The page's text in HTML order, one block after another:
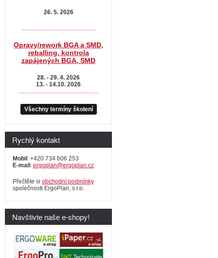
26. 5. 2026
...................................................
Opravy/rework BGA a SMD,
reballing, kontrola
zapájených BGA, SMD
28. - 29. 4. 2026
13. - 14.10. 2026
Všechny termíny školení
Rychlý kontakt
Mobil: +420 734 606 253
E-mail: ergoplan@ergoplan.cz
Přečtěte si obchodní podmínky
společnosti ErgoPlan, s.r.o.
Navštivte naše e-shopy!